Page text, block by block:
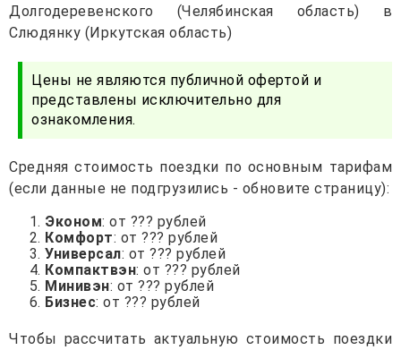
Долгодеревенского (Челябинская область) в
Слюдянку (Иркутская область)
Цены не являются публичной офертой и
представлены исключительно для
ознакомления.
Средняя стоимость поездки по основным тарифам
(если данные не подгрузились - обновите страницу):
Эконом: от ??? рублей
Комфорт: от ??? рублей
Универсал: от ??? рублей
Компактвэн: от ??? рублей
Минивэн: от ??? рублей
Бизнес: от ??? рублей
Чтобы рассчитать актуальную стоимость поездки